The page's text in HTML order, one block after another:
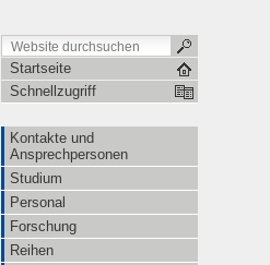
Startseite
Schnellzugriff
Kontakte und
Ansprechpersonen
Studium
Personal
Forschung
Reihen